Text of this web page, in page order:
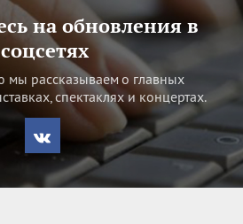
на обновления в
соцсетях
рассказываем о главных
спектаклях и концертах.